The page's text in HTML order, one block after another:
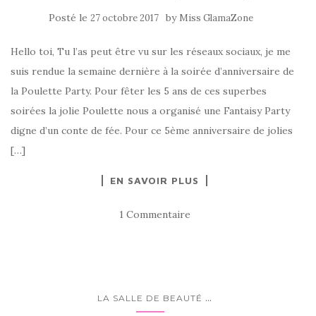
Posté le 27 octobre 2017 by Miss GlamaZone
Hello toi, Tu l’as peut être vu sur les réseaux sociaux, je me
suis rendue la semaine dernière à la soirée d’anniversaire de
la Poulette Party. Pour fêter les 5 ans de ces superbes
soirées la jolie Poulette nous a organisé une Fantaisy Party
digne d’un conte de fée. Pour ce 5ème anniversaire de jolies
[…]
EN SAVOIR PLUS
1 Commentaire
LA SALLE DE BEAUTÉ ...